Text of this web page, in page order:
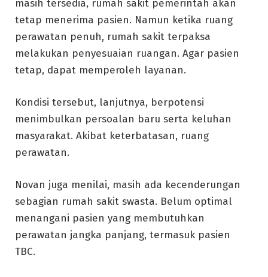
masih tersedia, rumah sakit pemerintah akan
tetap menerima pasien. Namun ketika ruang
perawatan penuh, rumah sakit terpaksa
melakukan penyesuaian ruangan. Agar pasien
tetap, dapat memperoleh layanan.
Kondisi tersebut, lanjutnya, berpotensi
menimbulkan persoalan baru serta keluhan
masyarakat. Akibat keterbatasan, ruang
perawatan.
Novan juga menilai, masih ada kecenderungan
sebagian rumah sakit swasta. Belum optimal
menangani pasien yang membutuhkan
perawatan jangka panjang, termasuk pasien
TBC.